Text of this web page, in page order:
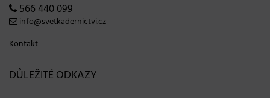
566 440 099
info@svetkadernictvi.cz
Kontakt
DŮLEŽITÉ ODKAZY